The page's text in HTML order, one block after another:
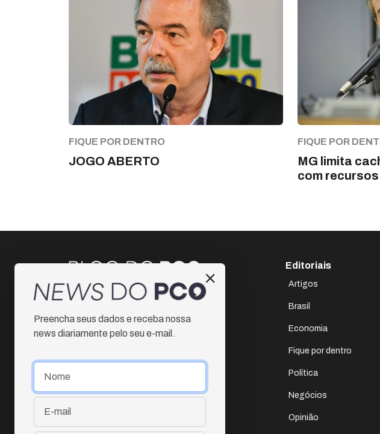
FIQUE POR DENTRO
JOGO ABERTO
FIQUE POR
MG limita
com
Instagram
Facebook
Editoriais
Artigos
Brasil
Economia
Fique por dentro
Política
Negócios
Opinião
Preencha seus dados e receba nossa
news diariamente pelo seu e-mail.